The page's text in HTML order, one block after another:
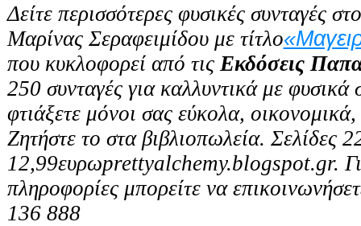
Δείτε περισσότερες φυσικές συνταγές
Μαρίνας Σεραφειμίδου με τίτλο
που κυκλοφορεί από τις Εκδόσεις
250 συνταγές για καλλυντικά με φυσικά
φτιάξετε μόνοι σας εύκολα,
Ζητήστε το στα βιβλιοπωλεία. Σελίδες
12,99ευρωprettyalchemy.blogspot.gr.
πληροφορίες μπορείτε να
136 888